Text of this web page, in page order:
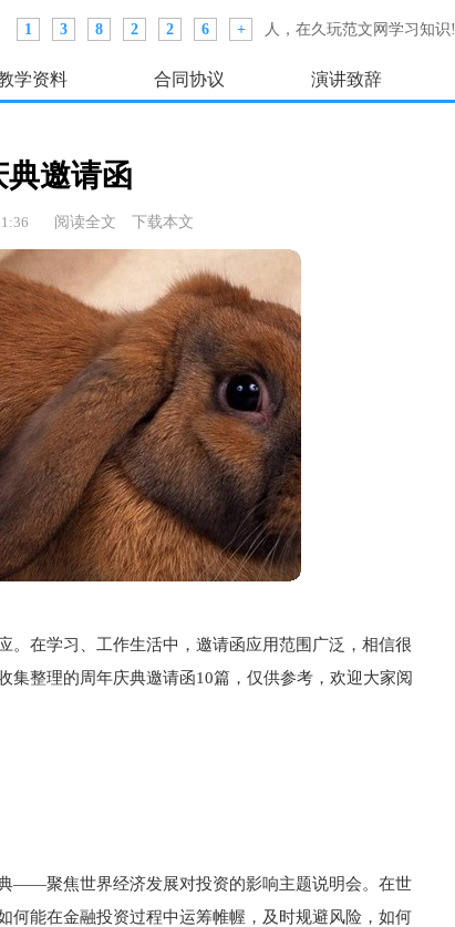
1 3 8 2 2 6 + 人，在久玩范文网学习知识!
学资料 合同协议 演讲致辞
典邀请函
阅读全文 下载本文
。在学习、工作生活中，邀请函应用范围广泛，相信很
集整理的周年庆典邀请函10篇，仅供参考，欢迎大家阅
——聚焦世界经济发展对投资的影响主题说明会。在世
何能在金融投资过程中运筹帷幄，及时规避风险，如何